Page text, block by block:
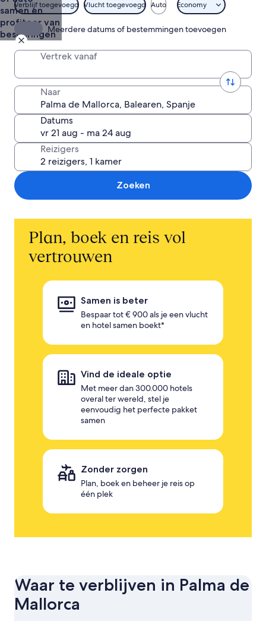
samen en
profiteer van
besparingen
Verblijf toegevoegd Vlucht toegevoegd Auto Economy
Meerdere datums of bestemmingen toevoegen
Vertrek vanaf
Naar
Datums
Reizigers
Zoeken
Plan, boek en reis vol
vertrouwen
Samen is beter
Bespaar tot € 900 als je een vlucht
en hotel samen boekt*
Vind de ideale optie
Met meer dan 300.000 hotels
overal ter wereld, stel je
eenvoudig het perfecte pakket
samen
Zonder zorgen
Plan, boek en beheer je reis op
één plek
Waar te verblijven in Palma de
Mallorca